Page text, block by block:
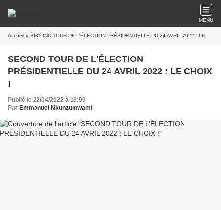
MENU
Accueil » SECOND TOUR DE L'ÉLECTION PRÉSIDENTIELLE DU 24 AVRIL 2022 : LE CHOIX !
SECOND TOUR DE L'ÉLECTION
PRÉSIDENTIELLE DU 24 AVRIL 2022 : LE CHOIX
!
Publié le 22/04/2022 à 16:59
Par Emmanuel Nkunzumwami